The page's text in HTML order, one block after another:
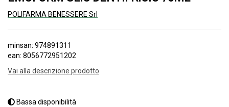
POLIFARMA BENESSERE Srl
minsan: 974891311
ean: 8056772951202
Vai alla descrizione prodotto
Bassa disponibilità